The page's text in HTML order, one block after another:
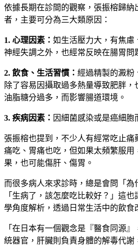
依據長期在診間的觀察，張振榕歸納
者，主要可分為三大類原因：
1. 心理因素： 如生活壓力大，有焦慮
神經失調之外，也經常反映在腸胃問
2. 飲食、生活習慣： 經過精製的澱粉
除了容易因攝取過多熱量導致肥胖，
油脂糖分過多，而影響腸道環境。
3. 疾病因素： 因細菌感染或是癌細胞
張振榕也提到，不少人有經常吃止痛
痛吃、胃痛也吃，但如果太頻繁服用
果，也可能傷肝、傷胃。
而很多病人來求診時，總是會問「為
「生病了，該怎麼吃比較好？」這
學角度解析，透過日常生活中的飲食
「在日本有一個觀念是『醫食同源
統器官，肝臟則負責身體的解毒代謝